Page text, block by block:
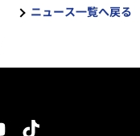
ニュース一覧へ戻る